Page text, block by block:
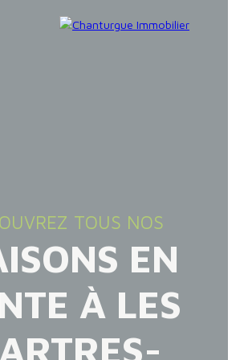
Espace
Face
boo
TOUS NOS
EN
À LES